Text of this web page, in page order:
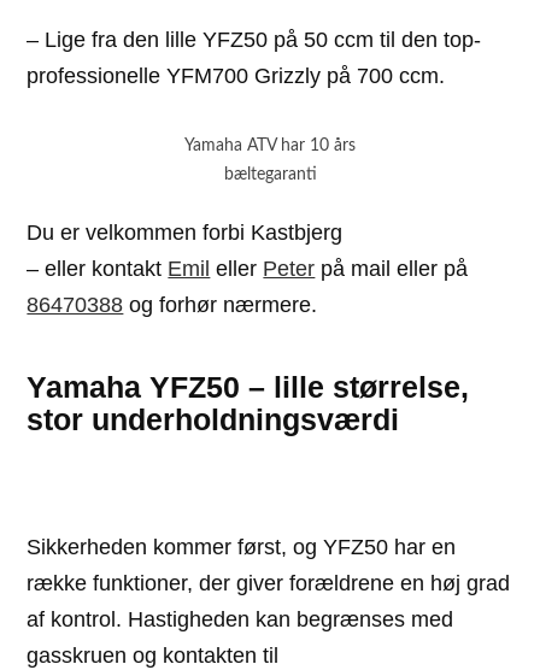
– Lige fra den lille YFZ50 på 50 ccm til den top-
professionelle YFM700 Grizzly på 700 ccm.
Yamaha ATV har 10 års
bæltegaranti
Du er velkommen forbi Kastbjerg
– eller kontakt Emil eller Peter på mail eller på
86470388 og forhør nærmere.
Yamaha YFZ50 – lille størrelse,
stor underholdningsværdi
Sikkerheden kommer først, og YFZ50 har en
række funktioner, der giver forældrene en høj grad
af kontrol. Hastigheden kan begrænses med
gasskruen og kontakten til